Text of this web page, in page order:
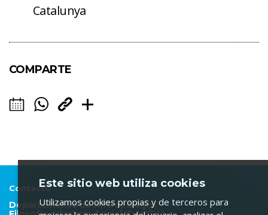
Catalunya
COMPARTE
Contacto
Departamento de Antropología,
Este sitio web utiliza cookies
Utilizamos cookies propias y de terceros para